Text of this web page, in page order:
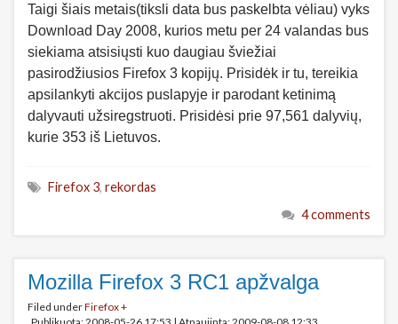
Taigi šiais metais(tiksli data bus paskelbta vėliau) vyks
Download Day 2008, kurios metu per 24 valandas bus
siekiama atsisiųsti kuo daugiau šviežiai
pasirodžiusios Firefox 3 kopijų. Prisidėk ir tu, tereikia
apsilankyti akcijos puslapyje ir parodant ketinimą
dalyvauti užsiregstruoti. Prisidėsi prie 97,561 dalyvių,
kurie 353 iš Lietuvos.
Firefox 3, rekordas
4 comments
Mozilla Firefox 3 RC1 apžvalga
Filed underFirefox +